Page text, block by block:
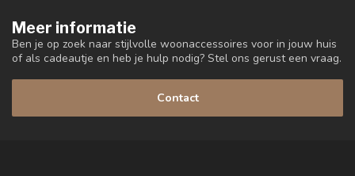
Meer informatie
Ben je op zoek naar stijlvolle woonaccessoires voor in jouw huis
of als cadeautje en heb je hulp nodig? Stel ons gerust een vraag.
Contact